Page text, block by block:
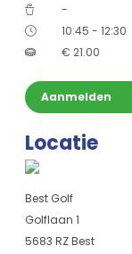
-
10:45 - 12:30
€ 21.00
Aanmelden
Locatie
Best Golf
Golflaan 1
5683 RZ Best